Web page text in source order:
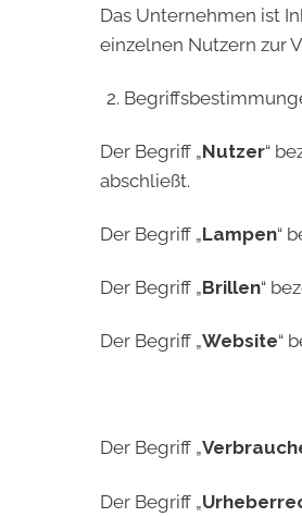
Das Unternehmen ist
einzelnen Nutzern zur
Der Begriff „Nutzer“
abschließt.
Der Begriff „Lampen“
Der Begriff „Brillen“
Der Begriff „Website“
Der Begriff „
Der Begriff „